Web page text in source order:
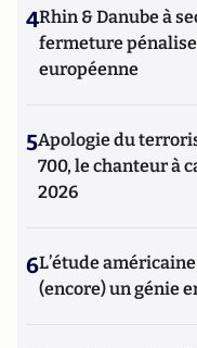
4Rhin & Danube à
fermeture
européenne
5Apologie du
700, le chanteur à
2026
6L’étude
(encore) un génie